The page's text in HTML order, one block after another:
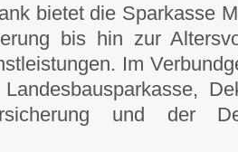
bietet die Sparkasse
bis hin zur
Im
und der